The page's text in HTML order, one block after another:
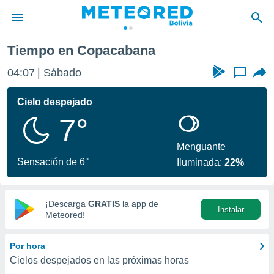
de
ha
calidad.
a este
las
y
digital
basada
Tiempo en Copacabana
04:07 Sábado ...
Cielo despejado
7°
Sensación de 6°
Menguante
Iluminada:22%
¡Descarga GRATIS la app de
Meteored!
Instalar
Por hora
Cielos despejados en las próximas horas